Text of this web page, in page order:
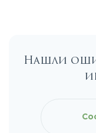
Каширское
Нашли